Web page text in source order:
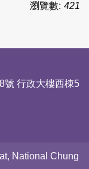
瀏覽數: 421
號 行政大樓西棟5
National Chung